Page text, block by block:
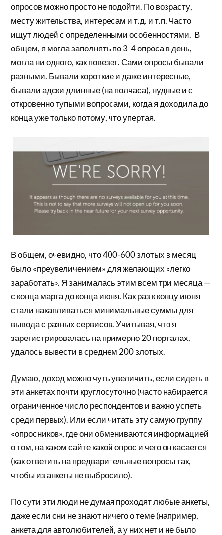
опросов можно просто не подойти. По возрасту,
месту жительства, интересам и т.д. и т.п. Часто
ищут людей с определенными особенностями. В
общем, я могла заполнять по 3-4 опроса в день,
могла ни одного, как повезет. Сами опросы бывали
разными. Бывали короткие и даже интересные,
бывали адски длинные (на полчаса), нудные и с
откровенно тупыми вопросами, когда я доходила до
конца уже только потому, что упертая.
В общем, очевидно, что 400-600 злотых в месяц
было «преувеличением» для желающих «легко
заработать». Я занималась этим всем три месяца —
с конца марта до конца июня. Как раз к концу июня
стали накапливаться минимальные суммы для
вывода с разных сервисов. Учитывая, что я
зарегистрировалась на примерно 20 порталах,
удалось вывести в среднем 200 злотых.
Думаю, доход можно чуть увеличить, если сидеть в
эти анкетах почти круглосуточно (часто набирается
ограниченное число респондентов и важно успеть
среди первых). Или если читать эту самую группу
«опросников», где они обмениваются информацией
о том, на каком сайте какой опрос и чего он касается
(как ответить на предварительные вопросы так,
чтобы из анкеты не выбросило).
По сути эти люди не думая проходят любые анкеты,
даже если они не знают ничего о теме (например,
анкета для автолюбителей, а у них нет и не было